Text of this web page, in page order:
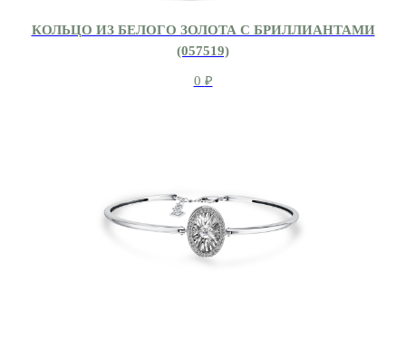
КОЛЬЦО ИЗ БЕЛОГО ЗОЛОТА С БРИЛЛИАНТАМИ
(057519)
0 ₽